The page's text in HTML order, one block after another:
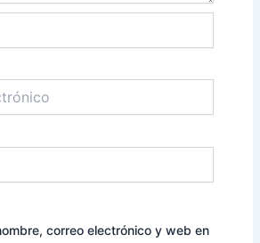
correo electrónico y web en